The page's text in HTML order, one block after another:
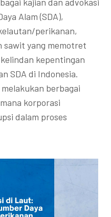
Alam (SDA),
perikanan,
sawit yang memotret
kepentingan
SDA di Indonesia.
berbagai
korporasi
dalam proses